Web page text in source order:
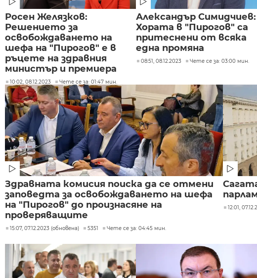
Росен Желязков:
Решението за
освобождаването на
шефа на "Пирогов" е в
ръцете на здравния
министър и премиера
10:02, 08.12.2023 Чете се за: 01:47 мин.
Александър Симидчиев:
Хората в "Пирогов" са
притеснени от всяка
една промяна
08:51, 08.12.2023 Чете се за: 03:00 мин.
Здравната комисия поиска да се отмени
заповедта за освобождаването на шефа
на "Пирогов" до произнасяне на
проверяващите
15:07, 07.12.2023 (обновена) 5351 Чете се за: 04:45 мин.
12:01,